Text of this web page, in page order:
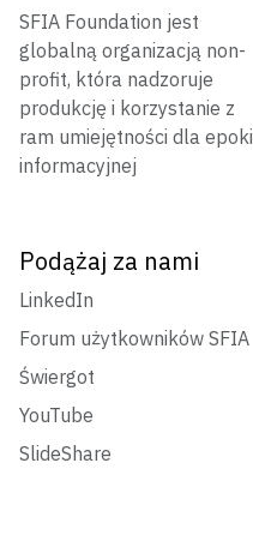
SFIA Foundation jest
globalną organizacją non-
profit, która nadzoruje
produkcję i korzystanie z
ram umiejętności dla epoki
informacyjnej
Podążaj za nami
LinkedIn
Forum użytkowników SFIA
Świergot
YouTube
SlideShare